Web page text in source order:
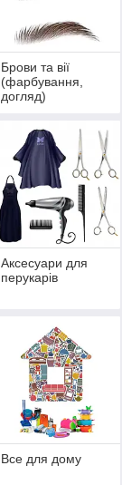
Брови та вії
(фарбування,
догляд)
Аксесуари для
перукарів
Все для дому